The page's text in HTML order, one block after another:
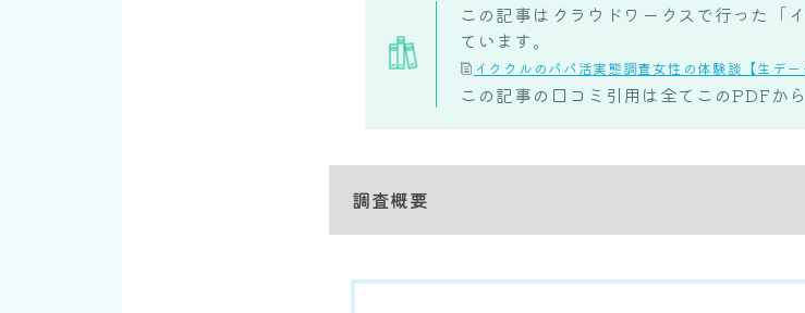
この記事はクラウドワークスで行った「
ています。
イククルのパパ活実態調査女性の体験談【生デー
この記事の口コミ引用は全てこのPDFから
調査概要